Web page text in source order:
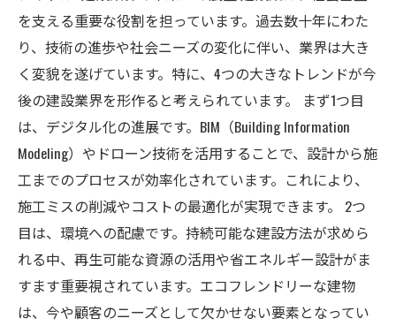
を支える重要な役割を担っています。過去数十年にわた
り、技術の進歩や社会ニーズの変化に伴い、業界は大き
く変貌を遂げています。特に、4つの大きなトレンドが今
後の建設業界を形作ると考えられています。 まず1つ目
は、デジタル化の進展です。BIM（Building Information
Modeling）やドローン技術を活用することで、設計から施
工までのプロセスが効率化されています。これにより、
施工ミスの削減やコストの最適化が実現できます。 2つ
目は、環境への配慮です。持続可能な建設方法が求めら
れる中、再生可能な資源の活用や省エネルギー設計がま
すます重要視されています。エコフレンドリーな建物
は、今や顧客のニーズとして欠かせない要素となってい